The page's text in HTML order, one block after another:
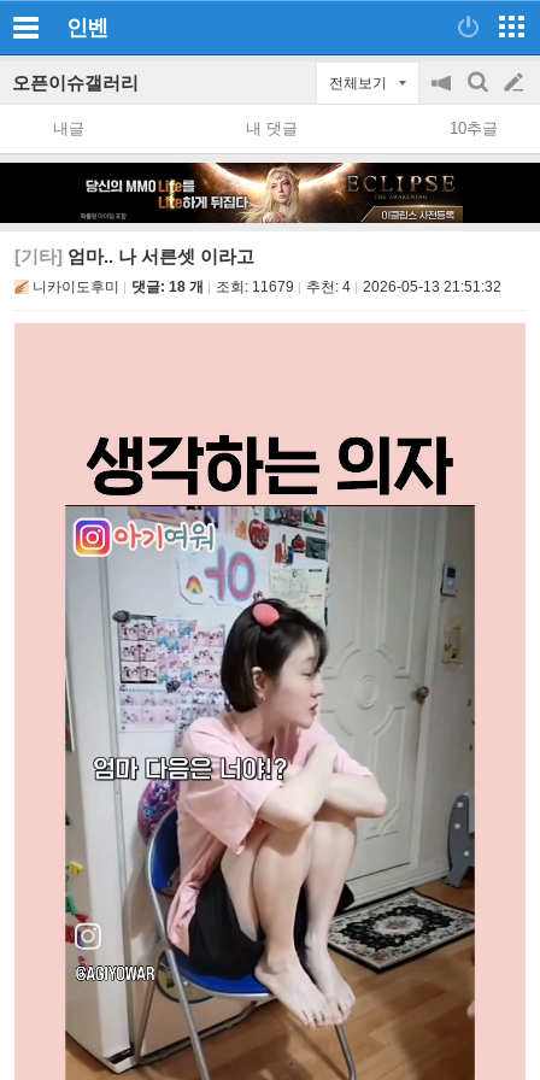
인벤
오픈이슈갤러리 전체보기
공
지
on/off
검
색
글
쓰
내글 내 댓글 10추글
[기타] 엄마.. 나 서른셋 이라고
니카이도후미 댓글: 18 개 조회: 11679 추천: 4 2026-05-13 21:51:32